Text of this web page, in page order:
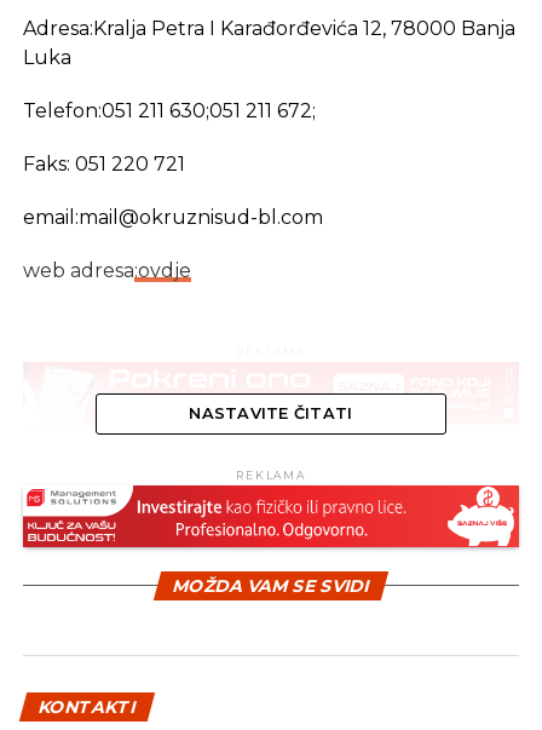
Adresa:Kralja Petra I Karađorđevića 12, 78000 Banja
Luka
Telefon:051 211 630;051 211 672;
Faks: 051 220 721
email:mail@okruznisud-bl.com
web adresa:ovdje
SLIČNE TEME:
Okružni sud u Bijeljini
NASTAVITE ČITATI
REKLAMA
MOŽDA VAM SE SVIDI
KONTAKTI